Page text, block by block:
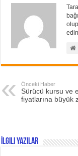
Önceki Haber
Sürücü kursu ve
fiyatlarına büyük
İlgili Yazılar